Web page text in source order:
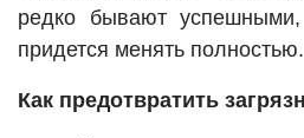
редко бывают
придется менять полностью.
Как предотвратить